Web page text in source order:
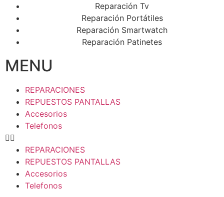
Reparación Tv
Reparación Portátiles
Reparación Smartwatch
Reparación Patinetes
MENU
REPARACIONES
REPUESTOS PANTALLAS
Accesorios
Telefonos
REPARACIONES
REPUESTOS PANTALLAS
Accesorios
Telefonos